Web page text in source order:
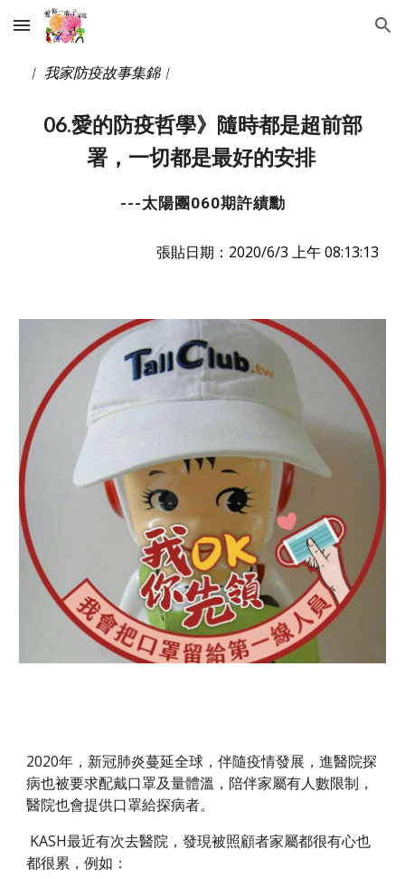
Skip to main content Skip to navigation
︱ 我家防疫故事集錦︱
06.愛的防疫哲學》隨時都是超前部
署，一切都是最好的安排
---太陽團060期許績勳
張貼日期：2020/6/3 上午 08:13:13
2020年，新冠肺炎蔓延全球，伴隨疫情發展，進醫院探
病也被要求配戴口罩及量體溫，陪伴家屬有人數限制，
醫院也會提供口罩給探病者。
都很累，例如：